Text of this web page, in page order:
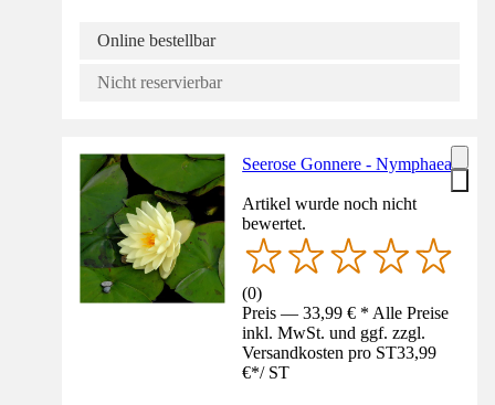
Online bestellbar
Nicht reservierbar
Seerose Gonnere - Nymphaea
Artikel wurde noch nicht
bewertet.
(0)
Preis — 33,99 € * Alle Preise
inkl. MwSt. und ggf. zzgl.
Versandkosten pro ST33,99
€*/ ST